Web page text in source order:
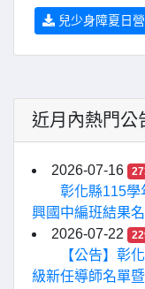
兒少身障夏日
近月內熱門公
2026-07-16
彰化縣115學
興國中編班結果
2026-07-22
【公告】彰
級新任導師名單